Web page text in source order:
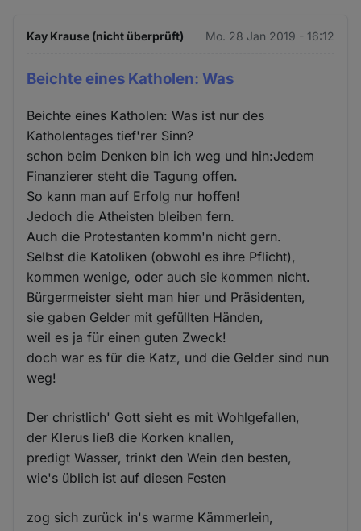
Kay Krause (nicht überprüft) Mo. 28 Jan 2019 - 16:12
Beichte eines Katholen: Was
Beichte eines Katholen: Was ist nur des
Katholentages tief'rer Sinn?
schon beim Denken bin ich weg und hin:Jedem
Finanzierer steht die Tagung offen.
So kann man auf Erfolg nur hoffen!
Jedoch die Atheisten bleiben fern.
Auch die Protestanten komm'n nicht gern.
Selbst die Katoliken (obwohl es ihre Pflicht),
kommen wenige, oder auch sie kommen nicht.
Bürgermeister sieht man hier und Präsidenten,
sie gaben Gelder mit gefüllten Händen,
weil es ja für einen guten Zweck!
doch war es für die Katz, und die Gelder sind nun
weg!
Der christlich' Gott sieht es mit Wohlgefallen,
der Klerus ließ die Korken knallen,
predigt Wasser, trinkt den Wein den besten,
wie's üblich ist auf diesen Festen
zog sich zurück in's warme Kämmerlein,